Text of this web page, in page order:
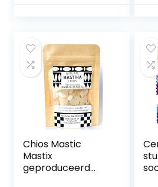
Chios Mastic
Mastix
geproduceerd